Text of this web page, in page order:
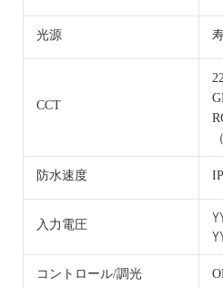
光源
CCT
防水速度
入力電圧
コントロール/調光